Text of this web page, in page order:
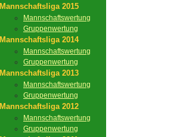
Mannschaftsliga 2015
Mannschaftswertung
Gruppenwertung
Mannschaftsliga 2014
Mannschaftswertung
Gruppenwertung
Mannschaftsliga 2013
Mannschaftswertung
Gruppenwertung
Mannschaftsliga 2012
Mannschaftswertung
Gruppenwertung